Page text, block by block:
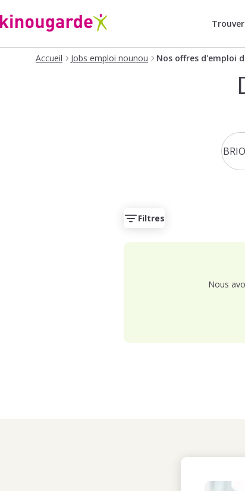
Accueil Jobs emploi nounou Nos offres d'emploi
Filtres
Nous